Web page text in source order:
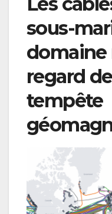
sous-
domaine
regard
tempête